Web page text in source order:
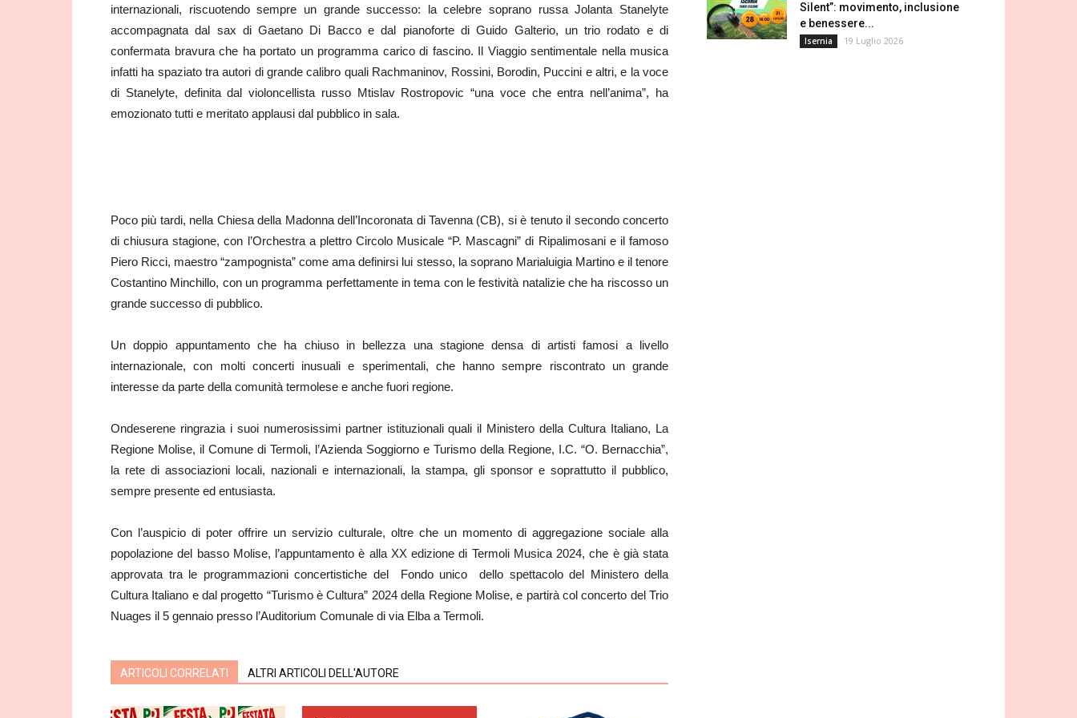
internazionali, riscuotendo sempre un grande successo: la celebre soprano russa Jolanta Stanelyte
accompagnata dal sax di Gaetano Di Bacco e dal pianoforte di Guido Galterio, un trio rodato e di
confermata bravura che ha portato un programma carico di fascino. Il Viaggio sentimentale nella musica
infatti ha spaziato tra autori di grande calibro quali Rachmaninov, Rossini, Borodin, Puccini e altri, e la voce
di Stanelyte, definita dal violoncellista russo Mtislav Rostropovic “una voce che entra nell’anima”, ha
emozionato tutti e meritato applausi dal pubblico in sala.
Poco più tardi, nella Chiesa della Madonna dell’Incoronata di Tavenna (CB), si è tenuto il secondo concerto
di chiusura stagione, con l’Orchestra a plettro Circolo Musicale “P. Mascagni” di Ripalimosani e il famoso
Piero Ricci, maestro “zampognista” come ama definirsi lui stesso, la soprano Marialuigia Martino e il tenore
Costantino Minchillo, con un programma perfettamente in tema con le festività natalizie che ha riscosso un
grande successo di pubblico.
Un doppio appuntamento che ha chiuso in bellezza una stagione densa di artisti famosi a livello
internazionale, con molti concerti inusuali e sperimentali, che hanno sempre riscontrato un grande
interesse da parte della comunità termolese e anche fuori regione.
Ondeserene ringrazia i suoi numerosissimi partner istituzionali quali il Ministero della Cultura Italiano, La
Regione Molise, il Comune di Termoli, l’Azienda Soggiorno e Turismo della Regione, I.C. “O. Bernacchia”,
la rete di associazioni locali, nazionali e internazionali, la stampa, gli sponsor e soprattutto il pubblico,
sempre presente ed entusiasta.
Con l’auspicio di poter offrire un servizio culturale, oltre che un momento di aggregazione sociale alla
popolazione del basso Molise, l’appuntamento è alla XX edizione di Termoli Musica 2024, che è già stata
approvata tra le programmazioni concertistiche del Fondo unico dello spettacolo del Ministero della
Cultura Italiano e dal progetto “Turismo è Cultura” 2024 della Regione Molise, e partirà col concerto del Trio
Nuages il 5 gennaio presso l’Auditorium Comunale di via Elba a Termoli.
ARTICOLI CORRELATI ALTRI ARTICOLI DELL'AUTORE
Silent”: movimento, inclusione
e benessere...
Isernia 19 Luglio 2026